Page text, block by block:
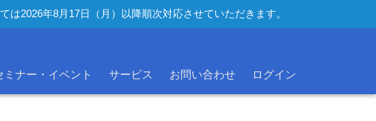
は2026年8月17日（月）以降順次対応させていただきます。
ミナー・イベント サービス お問い合わせ ログイン